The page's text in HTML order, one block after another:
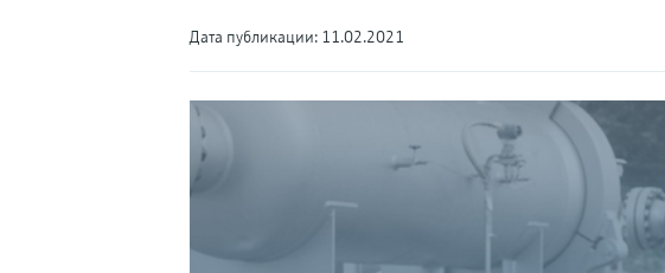
Дата публикации: 11.02.2021